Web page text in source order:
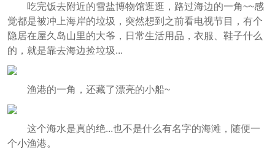
吃完饭去附近的雪盐博物馆逛逛，路过海边的一角~~感
觉都是被冲上海岸的垃圾，突然想到之前看电视节目，有个
隐居在屋久岛山里的大爷，日常生活用品，衣服、鞋子什么
的，就是靠去海边捡垃圾...
渔港的一角，还藏了漂亮的小船~
这个海水是真的绝...也不是什么有名字的海滩，随便一
个小渔港。